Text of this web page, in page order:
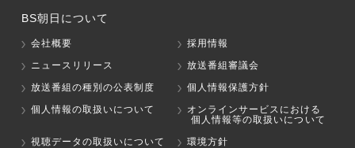
BS朝日について
会社概要
採用情報
ニュースリリース
放送番組審議会
放送番組の種別の公表制度
個人情報保護方針
個人情報の取扱いについて
オンラインサービスにおける
個人情報等の取扱いについて
視聴データの取扱いについて
環境方針